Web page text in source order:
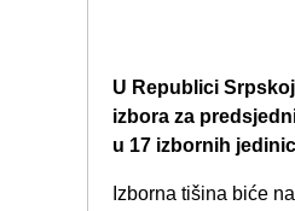
U Republici
izbora za
u 17 izbornih
Izborna tišina biće